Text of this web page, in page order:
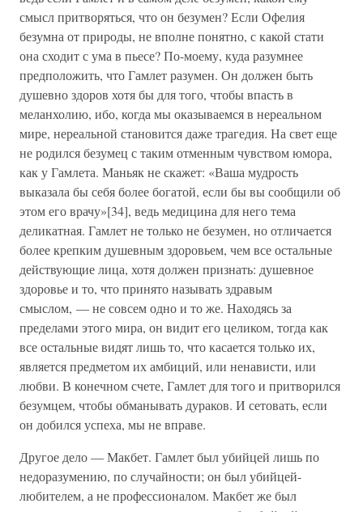
смысл притворяться, что он безумен? Если Офелия
безумна от природы, не вполне понятно, с какой стати
она сходит с ума в пьесе? По-моему, куда разумнее
предположить, что Гамлет разумен. Он должен быть
душевно здоров хотя бы для того, чтобы впасть в
меланхолию, ибо, когда мы оказываемся в нереальном
мире, нереальной становится даже трагедия. На свет еще
не родился безумец с таким отменным чувством юмора,
как у Гамлета. Маньяк не скажет: «Ваша мудрость
выказала бы себя более богатой, если бы вы сообщили об
этом его врачу»[34], ведь медицина для него тема
деликатная. Гамлет не только не безумен, но отличается
более крепким душевным здоровьем, чем все остальные
действующие лица, хотя должен признать: душевное
здоровье и то, что принято называть здравым
смыслом, — не совсем одно и то же. Находясь за
пределами этого мира, он видит его целиком, тогда как
все остальные видят лишь то, что касается только их,
является предметом их амбиций, или ненависти, или
любви. В конечном счете, Гамлет для того и притворился
безумцем, чтобы обманывать дураков. И сетовать, если
он добился успеха, мы не вправе.
Другое дело — Макбет. Гамлет был убийцей лишь по
недоразумению, по случайности; он был убийцей-
любителем, а не профессионалом. Макбет же был